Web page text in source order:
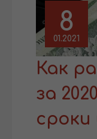
8
01.2021
Как
за